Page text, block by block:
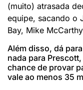
(muito) atrasada
equipe, sacando o
Bay, Mike
Além disso, dá
nada para
chance de provar
vale ao menos 35